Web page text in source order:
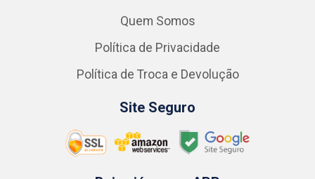
Quem Somos
Política de Privacidade
Política de Troca e Devolução
Site Seguro